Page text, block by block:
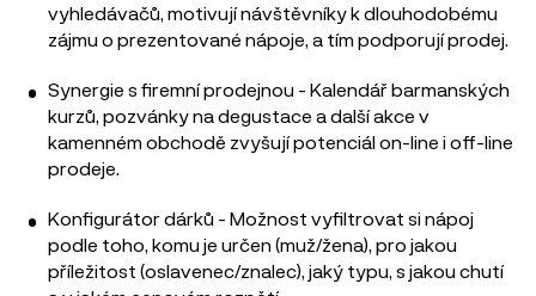
vyhledávačů, motivují návštěvníky k dlouhodobému
zájmu o prezentované nápoje, a tím podporují prodej.
Synergie s firemní prodejnou - Kalendář barmanských
kurzů, pozvánky na degustace a další akce v
kamenném obchodě zvyšují potenciál on-line i off-line
prodeje.
Konfigurátor dárků - Možnost vyfiltrovat si nápoj
podle toho, komu je určen (muž/žena), pro jakou
příležitost (oslavenec/znalec), jaký typu, s jakou chutí